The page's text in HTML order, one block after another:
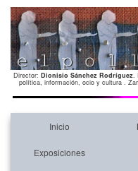
Director: Dionisio Sánchez Rodríguez.
política, información, ocio y cultura .
Inicio
Exposiciones